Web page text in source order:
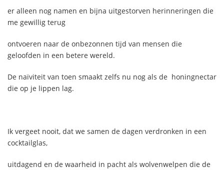
er alleen nog namen en bijna uitgestorven herinneringen die
me gewillig terug
ontvoeren naar de onbezonnen tijd van mensen die
geloofden in een betere wereld.
De naïviteit van toen smaakt zelfs nu nog als de honingnectar
die op je lippen lag.
Ik vergeet nooit, dat we samen de dagen verdronken in een
cocktailglas,
uitdagend en de waarheid in pacht als wolvenwelpen die de